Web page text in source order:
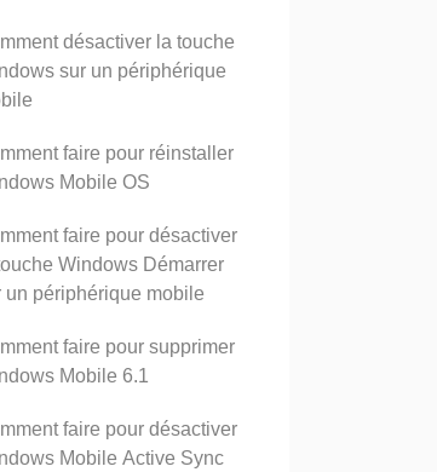
désactiver la touche
sur un périphérique
faire pour réinstaller
Mobile OS
faire pour désactiver
Windows Démarrer
un périphérique mobile
faire pour supprimer
Mobile 6.1
faire pour désactiver
Mobile Active Sync